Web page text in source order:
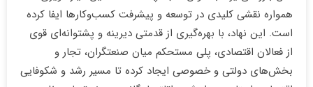
همواره نقشی کلیدی در توسعه و پیشرفت کسب‌وکارها ایفا کرده
است. این نهاد، با بهره‌گیری از قدمتی دیرینه و پشتوانه‌ای قوی
از فعالان اقتصادی، پلی مستحکم میان صنعتگران، تجار و
بخش‌های دولتی و خصوصی ایجاد کرده تا مسیر رشد و شکوفایی